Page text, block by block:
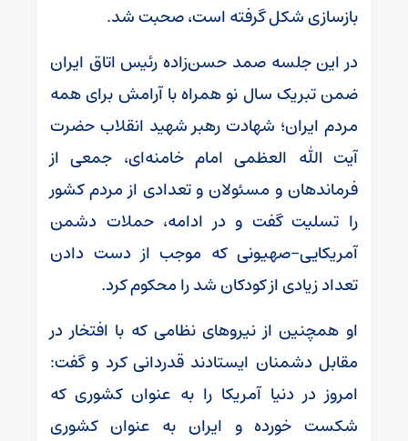
بازسازی شکل گرفته است، صحبت شد.
در این جلسه صمد حسن‌زاده رئیس اتاق ایران
ضمن تبریک سال نو همراه با آرامش برای همه
مردم ایران؛ شهادت رهبر شهید انقلاب حضرت
آیت الله العظمی امام خامنه‌ای، جمعی از
فرماندهان و مسئولان و تعدادی از مردم کشور
را تسلیت گفت و در ادامه، حملات دشمن
آمریکایی-صهیونی که موجب از دست دادن
تعداد زیادی از کودکان شد را محکوم کرد.
او همچنین از نیرو‌های نظامی که با افتخار در
مقابل دشمنان ایستادند قدردانی کرد و گفت:
امروز در دنیا آمریکا را به عنوان کشوری که
شکست خورده و ایران به عنوان کشوری